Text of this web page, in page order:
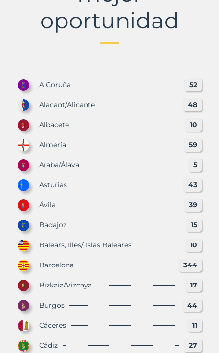
oportunidad
A Coruña 52
Alacant/Alicante 48
Albacete 10
Almería 59
Araba/Álava 5
Asturias 43
Ávila 39
Badajoz 15
Balears, Illes/ Islas Baleares 10
Barcelona 344
Bizkaia/Vizcaya 17
Burgos 44
Cáceres 11
Cádiz 27